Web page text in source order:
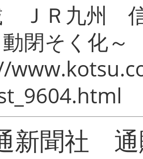
ＪＲ九州 信
閉そく化～
新聞社